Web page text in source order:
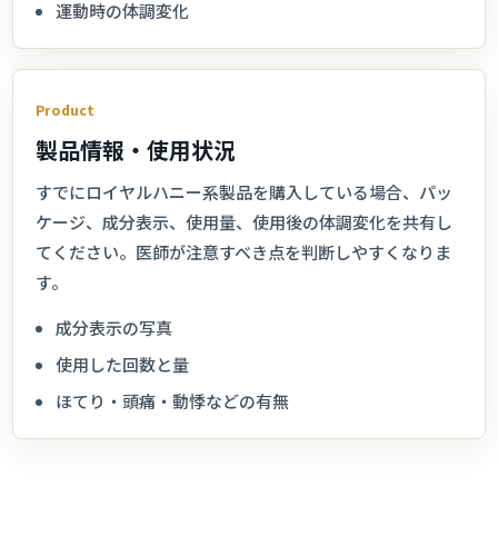
運動時の体調変化
Product
製品情報・使用状況
すでにロイヤルハニー系製品を購入している場合、パッ
ケージ、成分表示、使用量、使用後の体調変化を共有し
てください。医師が注意すべき点を判断しやすくなりま
す。
成分表示の写真
使用した回数と量
ほてり・頭痛・動悸などの有無